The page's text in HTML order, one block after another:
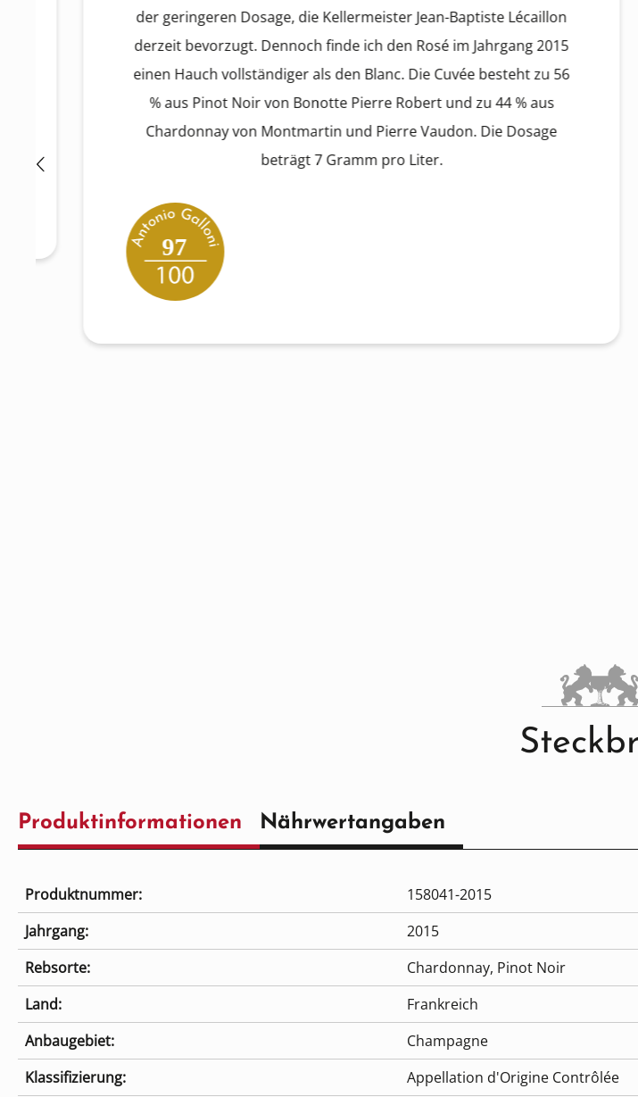
der geringeren Dosage, die Kellermeister Jean-Baptiste Lécaillon
derzeit bevorzugt. Dennoch finde ich den Rosé im Jahrgang 2015
einen Hauch vollständiger als den Blanc. Die Cuvée besteht zu 56
% aus Pinot Noir von Bonotte Pierre Robert und zu 44 % aus
Chardonnay von Montmartin und Pierre Vaudon. Die Dosage
beträgt 7 Gramm pro Liter.
97
Produktinformationen Nährwertangaben
Produktnummer: 158041-2015
Land:
Frankreich
Anbaugebiet:
Champagne
Rebsorte: Chardonnay, Pinot Noir
Jahrgang: 2015
Klassifizierung: Appellation d'Origine Contrôlée